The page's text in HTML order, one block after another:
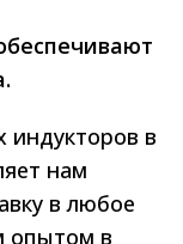
в
нам
в любое
опытом в